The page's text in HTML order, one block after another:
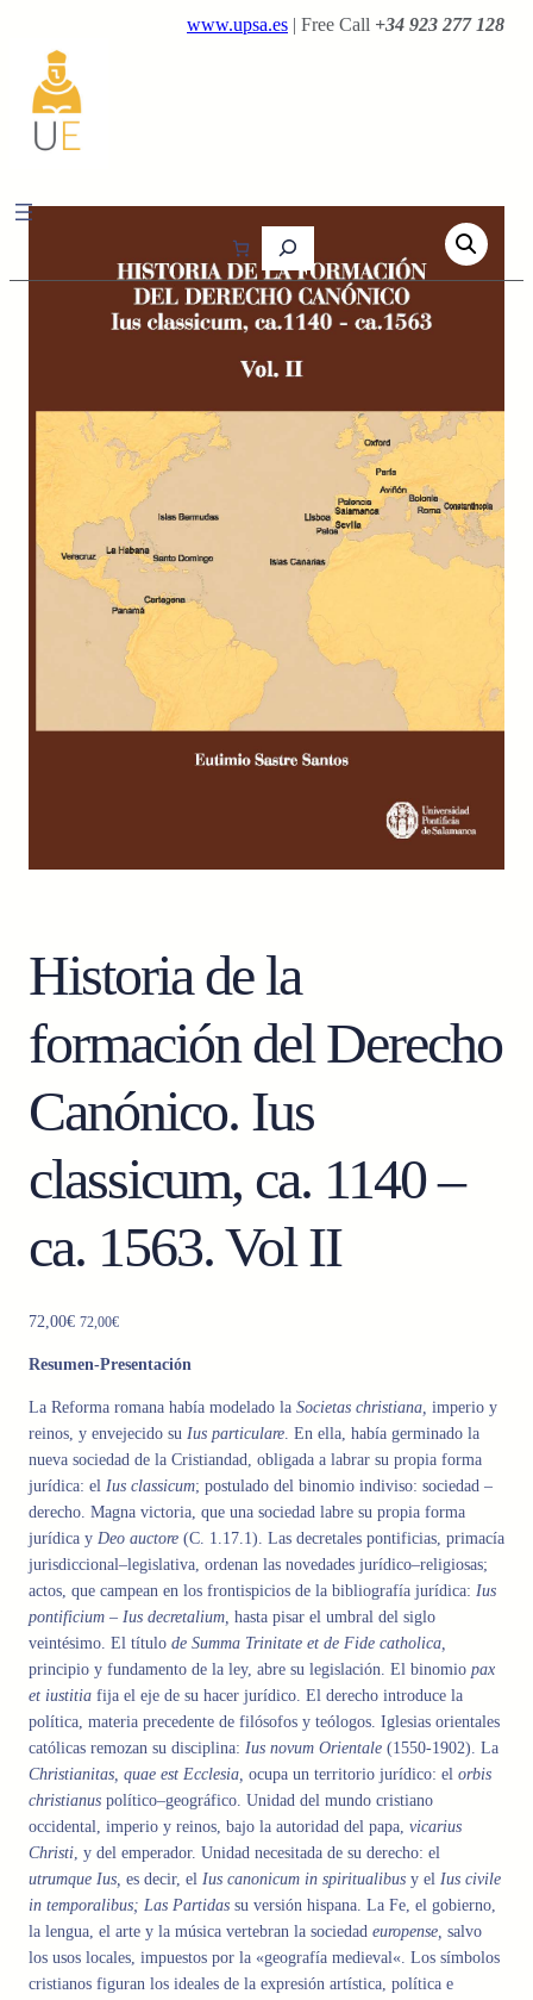
contenido
www.upsa.es | Free Call +34 923 277 128
s
c
r
Historia de la
formación del Derecho
Canónico. Ius
classicum, ca. 1140 –
ca. 1563. Vol II
72,00€ 72,00€
Resumen-Presentación
La Reforma romana había modelado la Societas christiana, imperio y
reinos, y envejecido su Ius particulare. En ella, había germinado la
nueva sociedad de la Cristiandad, obligada a labrar su propia forma
jurídica: el Ius classicum; postulado del binomio indiviso: sociedad –
derecho. Magna victoria, que una sociedad labre su propia forma
jurídica y Deo auctore (C. 1.17.1). Las decretales pontificias, primacía
jurisdiccional–legislativa, ordenan las novedades jurídico–religiosas;
actos, que campean en los frontispicios de la bibliografía jurídica: Ius
pontificium – Ius decretalium, hasta pisar el umbral del siglo
veintésimo. El título de Summa Trinitate et de Fide catholica,
principio y fundamento de la ley, abre su legislación. El binomio pax
et iustitia fija el eje de su hacer jurídico. El derecho introduce la
política, materia precedente de filósofos y teólogos. Iglesias orientales
católicas remozan su disciplina: Ius novum Orientale (1550-1902). La
Christianitas, quae est Ecclesia, ocupa un territorio jurídico: el orbis
christianus político–geográfico. Unidad del mundo cristiano
occidental, imperio y reinos, bajo la autoridad del papa, vicarius
Christi, y del emperador. Unidad necesitada de su derecho: el
utrumque Ius, es decir, el Ius canonicum in spiritualibus y el Ius civile
in temporalibus; Las Partidas su versión hispana. La Fe, el gobierno,
la lengua, el arte y la música vertebran la sociedad europense, salvo
los usos locales, impuestos por la «geografía medieval«. Los símbolos
cristianos figuran los ideales de la expresión artística, política e